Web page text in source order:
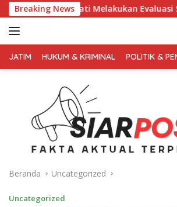
Langsung
ke
konten
Breaking NewsEvaluasi Secara Menyeluruh
TERPERCAYA
JATIM HUKUM & KRIMINAL POLITIK &
Beranda Uncategorized
Uncategorized